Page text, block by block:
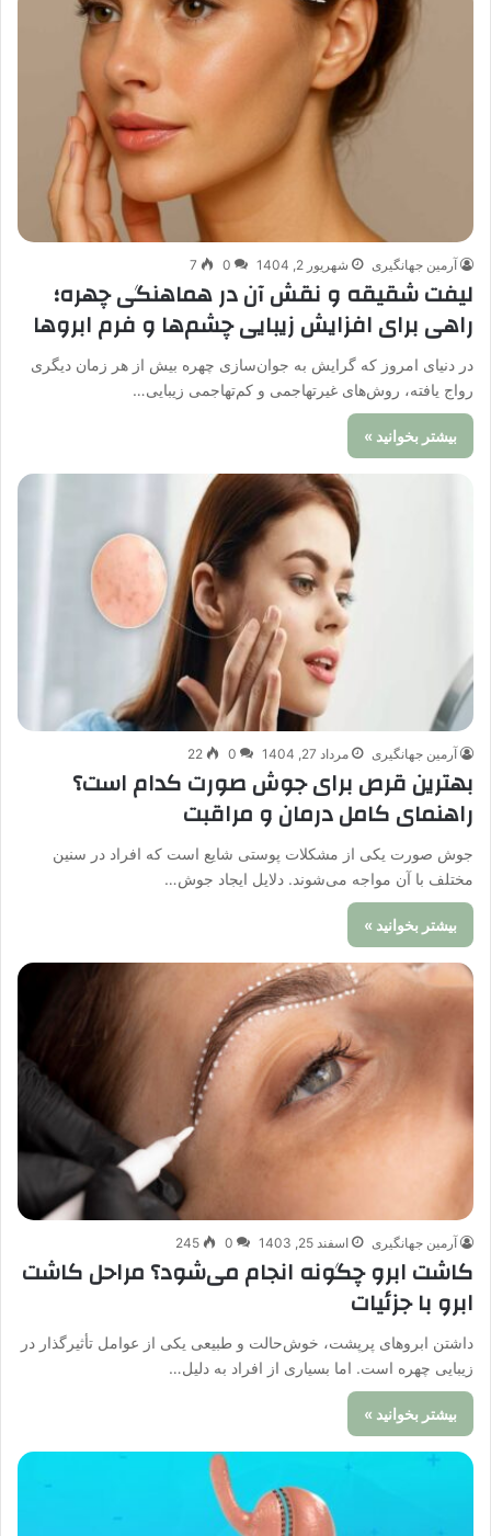
آرمین جهانگیری شهریور 2, 1404 0
7
لیفت شقیقه و نقش آن در هماهنگی چهره؛
راهی برای افزایش زیبایی چشم‌ها و فرم ابروها
در دنیای امروز که گرایش به جوان‌سازی چهره بیش از هر زمان دیگری
رواج یافته، روش‌های غیرتهاجمی و کم‌تهاجمی زیبایی…
بیشتر بخوانید »
آرمین جهانگیری مرداد 27, 1404 0
22
بهترین قرص برای جوش صورت کدام است؟
راهنمای کامل درمان و مراقبت
جوش صورت یکی از مشکلات پوستی شایع است که افراد در سنین
مختلف با آن مواجه می‌شوند. دلایل ایجاد جوش…
بیشتر بخوانید »
آرمین جهانگیری اسفند 25, 1403 0
245
کاشت ابرو چگونه انجام می‌شود؟ مراحل کاشت
ابرو با جزئیات
داشتن ابروهای پرپشت، خوش‌حالت و طبیعی یکی از عوامل تأثیرگذار در
زیبایی چهره است. اما بسیاری از افراد به دلیل…
بیشتر بخوانید »